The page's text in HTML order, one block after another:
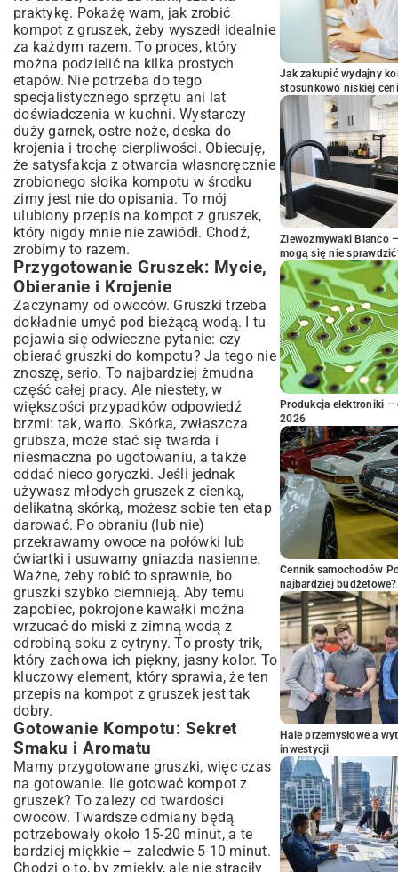
praktykę. Pokażę wam, jak zrobić
kompot z gruszek, żeby wyszedł idealnie
za każdym razem. To proces, który
można podzielić na kilka prostych
etapów. Nie potrzeba do tego
specjalistycznego sprzętu ani lat
doświadczenia w kuchni. Wystarczy
duży garnek, ostre noże, deska do
krojenia i trochę cierpliwości. Obiecuję,
że satysfakcja z otwarcia własnoręcznie
zrobionego słoika kompotu w środku
zimy jest nie do opisania. To mój
ulubiony przepis na kompot z gruszek,
który nigdy mnie nie zawiódł. Chodź,
zrobimy to razem.
Przygotowanie Gruszek: Mycie,
Obieranie i Krojenie
Zaczynamy od owoców. Gruszki trzeba
dokładnie umyć pod bieżącą wodą. I tu
pojawia się odwieczne pytanie: czy
obierać gruszki do kompotu? Ja tego nie
znoszę, serio. To najbardziej żmudna
część całej pracy. Ale niestety, w
większości przypadków odpowiedź
brzmi: tak, warto. Skórka, zwłaszcza
grubsza, może stać się twarda i
niesmaczna po ugotowaniu, a także
oddać nieco goryczki. Jeśli jednak
używasz młodych gruszek z cienką,
delikatną skórką, możesz sobie ten etap
darować. Po obraniu (lub nie)
przekrawamy owoce na połówki lub
ćwiartki i usuwamy gniazda nasienne.
Ważne, żeby robić to sprawnie, bo
gruszki szybko ciemnieją. Aby temu
zapobiec, pokrojone kawałki można
wrzucać do miski z zimną wodą z
odrobiną soku z cytryny. To prosty trik,
który zachowa ich piękny, jasny kolor. To
kluczowy element, który sprawia, że ten
przepis na kompot z gruszek jest tak
dobry.
Gotowanie Kompotu: Sekret
Smaku i Aromatu
Mamy przygotowane gruszki, więc czas
na gotowanie. Ile gotować kompot z
gruszek? To zależy od twardości
owoców. Twardsze odmiany będą
potrzebowały około 15-20 minut, a te
bardziej miękkie – zaledwie 5-10 minut.
Chodzi o to, by zmiękły, ale nie straciły
Jak zakupić wydajny
stosunkowo niskiej
Zlewozmywaki Blanco
mogą się nie
Produkcja elektroniki –
2026
Cennik samochodów
najbardziej budżetowe?
Hale przemysłowe a
inwestycji